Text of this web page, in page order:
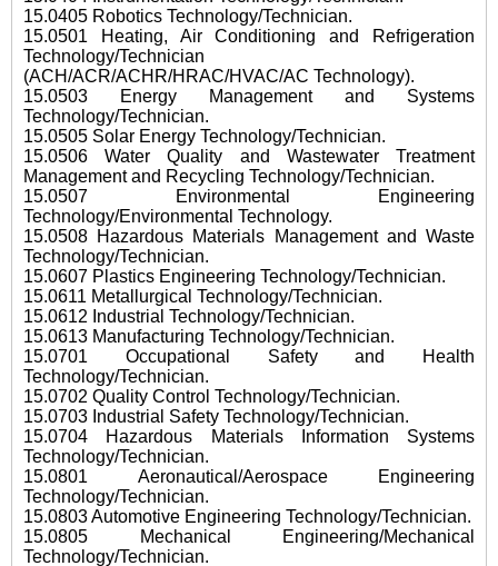
15.0405 Robotics Technology/Technician.
15.0501 Heating, Air Conditioning and Refrigeration
Technology/Technician
(ACH/ACR/ACHR/HRAC/HVAC/AC Technology).
15.0503 Energy Management and Systems
Technology/Technician.
15.0505 Solar Energy Technology/Technician.
15.0506 Water Quality and Wastewater Treatment
Management and Recycling Technology/Technician.
15.0507 Environmental Engineering
Technology/Environmental Technology.
15.0508 Hazardous Materials Management and Waste
Technology/Technician.
15.0607 Plastics Engineering Technology/Technician.
15.0611 Metallurgical Technology/Technician.
15.0612 Industrial Technology/Technician.
15.0613 Manufacturing Technology/Technician.
15.0701 Occupational Safety and Health
Technology/Technician.
15.0702 Quality Control Technology/Technician.
15.0703 Industrial Safety Technology/Technician.
15.0704 Hazardous Materials Information Systems
Technology/Technician.
15.0801 Aeronautical/Aerospace Engineering
Technology/Technician.
15.0803 Automotive Engineering Technology/Technician.
15.0805 Mechanical Engineering/Mechanical
Technology/Technician.